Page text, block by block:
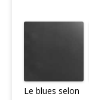
Le blues selon